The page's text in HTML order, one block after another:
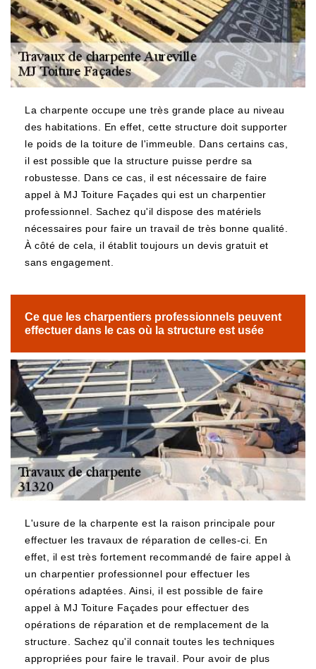
La charpente occupe une très grande place au niveau
des habitations. En effet, cette structure doit supporter
le poids de la toiture de l'immeuble. Dans certains cas,
il est possible que la structure puisse perdre sa
robustesse. Dans ce cas, il est nécessaire de faire
appel à MJ Toiture Façades qui est un charpentier
professionnel. Sachez qu'il dispose des matériels
nécessaires pour faire un travail de très bonne qualité.
À côté de cela, il établit toujours un devis gratuit et
sans engagement.
Ce que les charpentiers professionnels peuvent
effectuer dans le cas où la structure est usée
L'usure de la charpente est la raison principale pour
effectuer les travaux de réparation de celles-ci. En
effet, il est très fortement recommandé de faire appel à
un charpentier professionnel pour effectuer les
opérations adaptées. Ainsi, il est possible de faire
appel à MJ Toiture Façades pour effectuer des
opérations de réparation et de remplacement de la
structure. Sachez qu'il connait toutes les techniques
appropriées pour faire le travail. Pour avoir de plus